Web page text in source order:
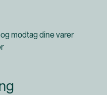
modtag dine varer